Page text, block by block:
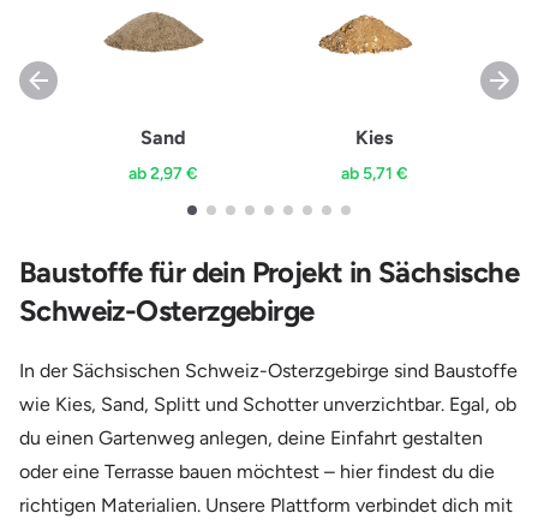
Sand
ab 2,97 €
Kies
ab 5,71 €
Baustoffe für dein Projekt in Sächsische
Schweiz-Osterzgebirge
In der Sächsischen Schweiz-Osterzgebirge sind Baustoffe
wie Kies, Sand, Splitt und Schotter unverzichtbar. Egal, ob
du einen Gartenweg anlegen, deine Einfahrt gestalten
oder eine Terrasse bauen möchtest – hier findest du die
richtigen Materialien. Unsere Plattform verbindet dich mit